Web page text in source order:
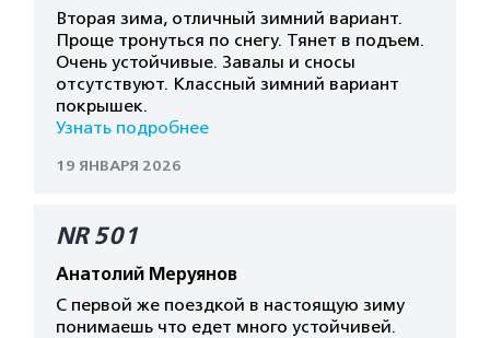
Вторая зима, отличный зимний вариант.
Проще тронуться по снегу. Тянет в подъем.
Очень устойчивые. Завалы и сносы
отсутствуют. Классный зимний вариант
покрышек.
Узнать подробнее
19 ЯНВАРЯ 2026
NR 501
Анатолий Меруянов
С первой же поездкой в настоящую зиму
понимаешь что едет много устойчивей.